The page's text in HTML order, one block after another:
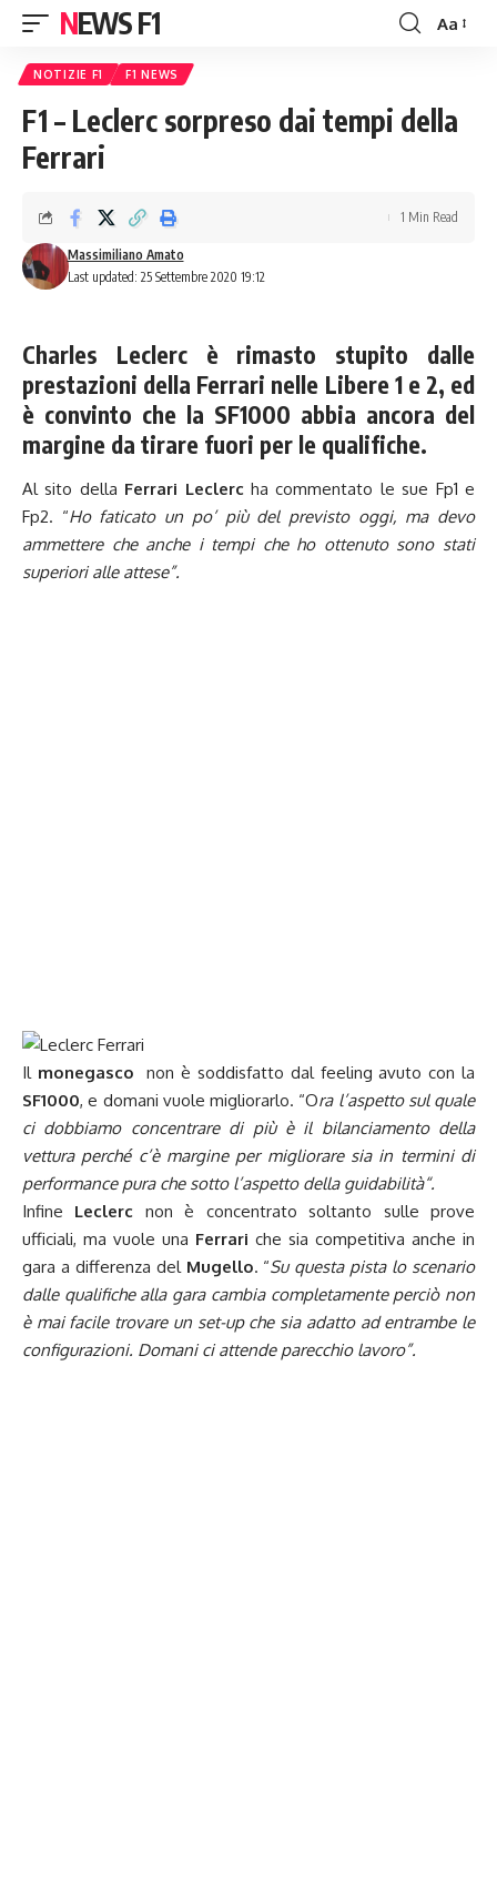
NEWS F1
Font
Aa
NOTIZIE F1 F1 NEWS
F1 – Leclerc sorpreso dai tempi della
Ferrari
Last updated: 25 Settembre 2020 19:12
Massimiliano Amato
1 Min Read
Charles Leclerc è rimasto stupito dalle
prestazioni della Ferrari nelle Libere 1 e 2, ed
è convinto che la SF1000 abbia ancora del
margine da tirare fuori per le qualifiche.
Al sito della Ferrari Leclercha commentato le sue Fp1 e
Fp2. “Ho faticato un po’ più del previsto oggi, ma devo
ammettere che anche i tempi che ho ottenuto sono stati
superiori alle attese”.
Il monegasco
non è soddisfatto dal feeling avuto con la
SF1000, e domani vuole migliorarlo. “Ora l’aspetto sul quale
ci dobbiamo concentrare di più è il bilanciamento della
vettura perché c’è margine per migliorare sia in termini di
performance pura che sotto l’aspetto della guidabilità“.
Infine Leclerc non è concentrato soltanto sulle prove
ufficiali, ma vuole una Ferrari che sia competitiva anche in
gara a differenza del Mugello. “Su questa pista lo scenario
dalle qualifiche alla gara cambia completamente perciò non
è mai facile trovare un set-up che sia adatto ad entrambe le
configurazioni. Domani ci attende parecchio lavoro”.